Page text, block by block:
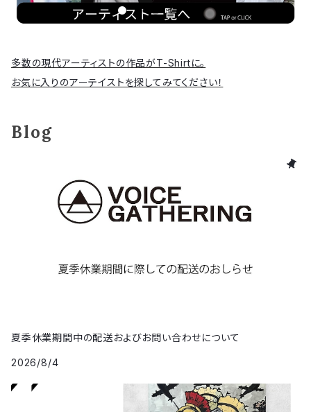
多数の現代アーティストの作品がT-Shirtに。
お気に入りのアーテイストを探してみてください！
Blog
夏季休業期間中の配送およびお問い合わせについて
2026/8/4